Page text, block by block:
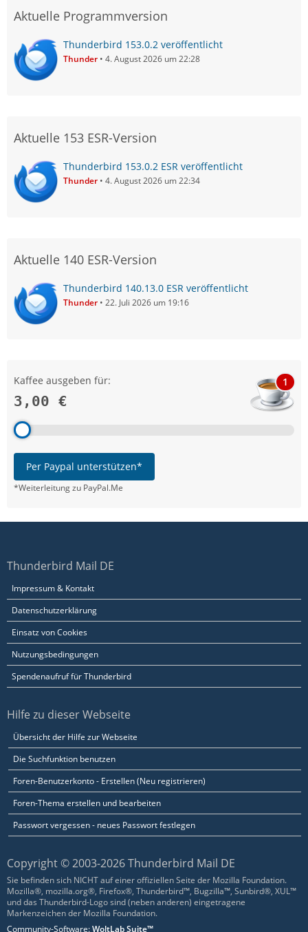
Aktuelle Programmversion
Thunderbird 153.0.2 veröffentlicht
Thunder 4. August 2026 um 22:28
Aktuelle 153 ESR-Version
Thunderbird 153.0.2 ESR veröffentlicht
Thunder 4. August 2026 um 22:34
Aktuelle 140 ESR-Version
Thunderbird 140.13.0 ESR veröffentlicht
Thunder 22. Juli 2026 um 19:16
Kaffee ausgeben für:
3,00 €
1
Per Paypal unterstützen*
*Weiterleitung zu PayPal.Me
Thunderbird Mail DE
Impressum & Kontakt
Datenschutzerklärung
Einsatz von Cookies
Nutzungsbedingungen
Spendenaufruf für Thunderbird
Hilfe zu dieser Webseite
Übersicht der Hilfe zur Webseite
Die Suchfunktion benutzen
Foren-Benutzerkonto - Erstellen (Neu registrieren)
Foren-Thema erstellen und bearbeiten
Passwort vergessen - neues Passwort festlegen
Copyright © 2003-2026 Thunderbird Mail DE
Sie befinden sich NICHT auf einer offiziellen Seite der Mozilla Foundation.
Mozilla®, mozilla.org®, Firefox®, Thunderbird™, Bugzilla™, Sunbird®, XUL™
und das Thunderbird-Logo sind (neben anderen) eingetragene
Markenzeichen der Mozilla Foundation.
Community-Software:WoltLab Suite™